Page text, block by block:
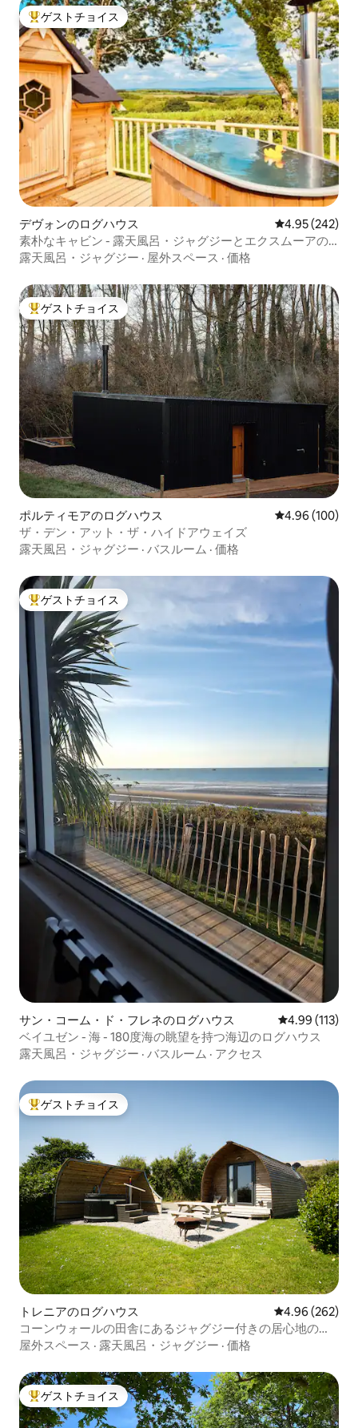
大好評のゲストチョイスです。
ゲストチョイス
デヴォンのログハウス レビュー242
4.95 (242)
素朴なキャビン - 露天風呂・ジャグジーとエクスムーアの
景色
露天風呂・ジャグジー · 屋外スペース · 価格
大好評のゲストチョイスです。
ゲストチョイス
ポルティモアのログハウス レビュー100
4.96 (100)
ザ・デン・アット・ザ・ハイドアウェイズ
露天風呂・ジャグジー · バスルーム · 価格
大好評のゲストチョイスです。
ゲストチョイス
サン・コーム・ド・フレネのログハウス レビュー113
4.99 (113)
ベイユゼン - 海 - 180度海の眺望を持つ海辺のログハウス
露天風呂・ジャグジー · バスルーム · アクセス
大好評のゲストチョイスです。
ゲストチョイス
トレニアのログハウス レビュー262
4.96 (262)
コーンウォールの田舎にあるジャグジー付きの居心地の良
いログハウス
屋外スペース · 露天風呂・ジャグジー · 価格
大好評のゲストチョイスです。
ゲストチョイス